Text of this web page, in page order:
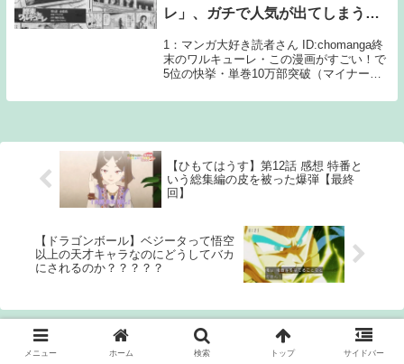
レ」、ガチで人気が出てしまうｗ
1：マンガ大好き読者さん ID:chomanga終
末のワルキューレ・この漫画がすごい！で
5位の快挙・単巻10万部突破（マイナー誌
くってたなんj民はごめんなさいしようね？
【ひもてはうす】第12話 感想 特番と
いう総集編の皮を被った爆弾【最終
回】
【ドラゴンボール】ベジータって悟空
以上の天才キャラなのにどうしてバカ
にされるのか？？？？？
漫画
メニュー ホーム 検索 トップ サイドバー